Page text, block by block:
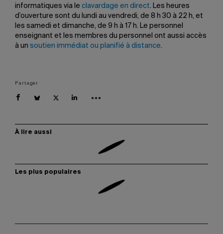
informatiques via le clavardage en direct. Les heures
d’ouverture sont du lundi au vendredi, de 8 h 30 à 22 h, et
les samedi et dimanche, de 9 h à 17 h. Le personnel
enseignant et les membres du personnel ont aussi accès
à un soutien immédiat ou planifié à distance.
Partager
À lire aussi
Les plus populaires